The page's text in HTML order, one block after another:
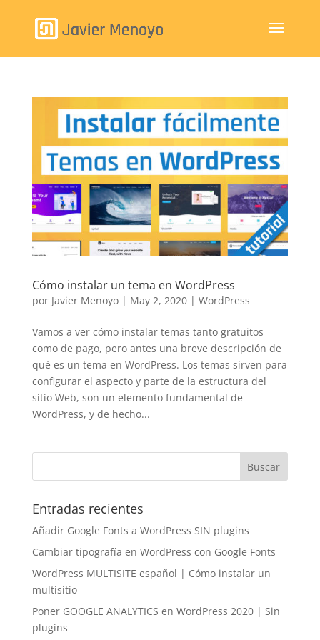
Cómo instalar un tema en WordPress
por Javier Menoyo| May 2, 2020| WordPress
Vamos a ver cómo instalar temas tanto gratuitos
como de pago, pero antes una breve descripción de
qué es un tema en WordPress. Los temas sirven para
configurar el aspecto y parte de la estructura del
sitio Web, son un elemento fundamental de
WordPress, y de hecho...
Entradas recientes
Añadir Google Fonts a WordPress SIN plugins
Cambiar tipografía en WordPress con Google Fonts
WordPress MULTISITE español | Cómo instalar un
multisitio
Poner GOOGLE ANALYTICS en WordPress 2020 | Sin
plugins